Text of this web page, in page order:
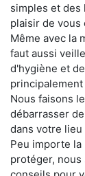
simples et
plaisir de vous
Même avec la
faut aussi
d'hygiène et
Nous faisons
débarrasser
dans votre
Peu importe
protéger,